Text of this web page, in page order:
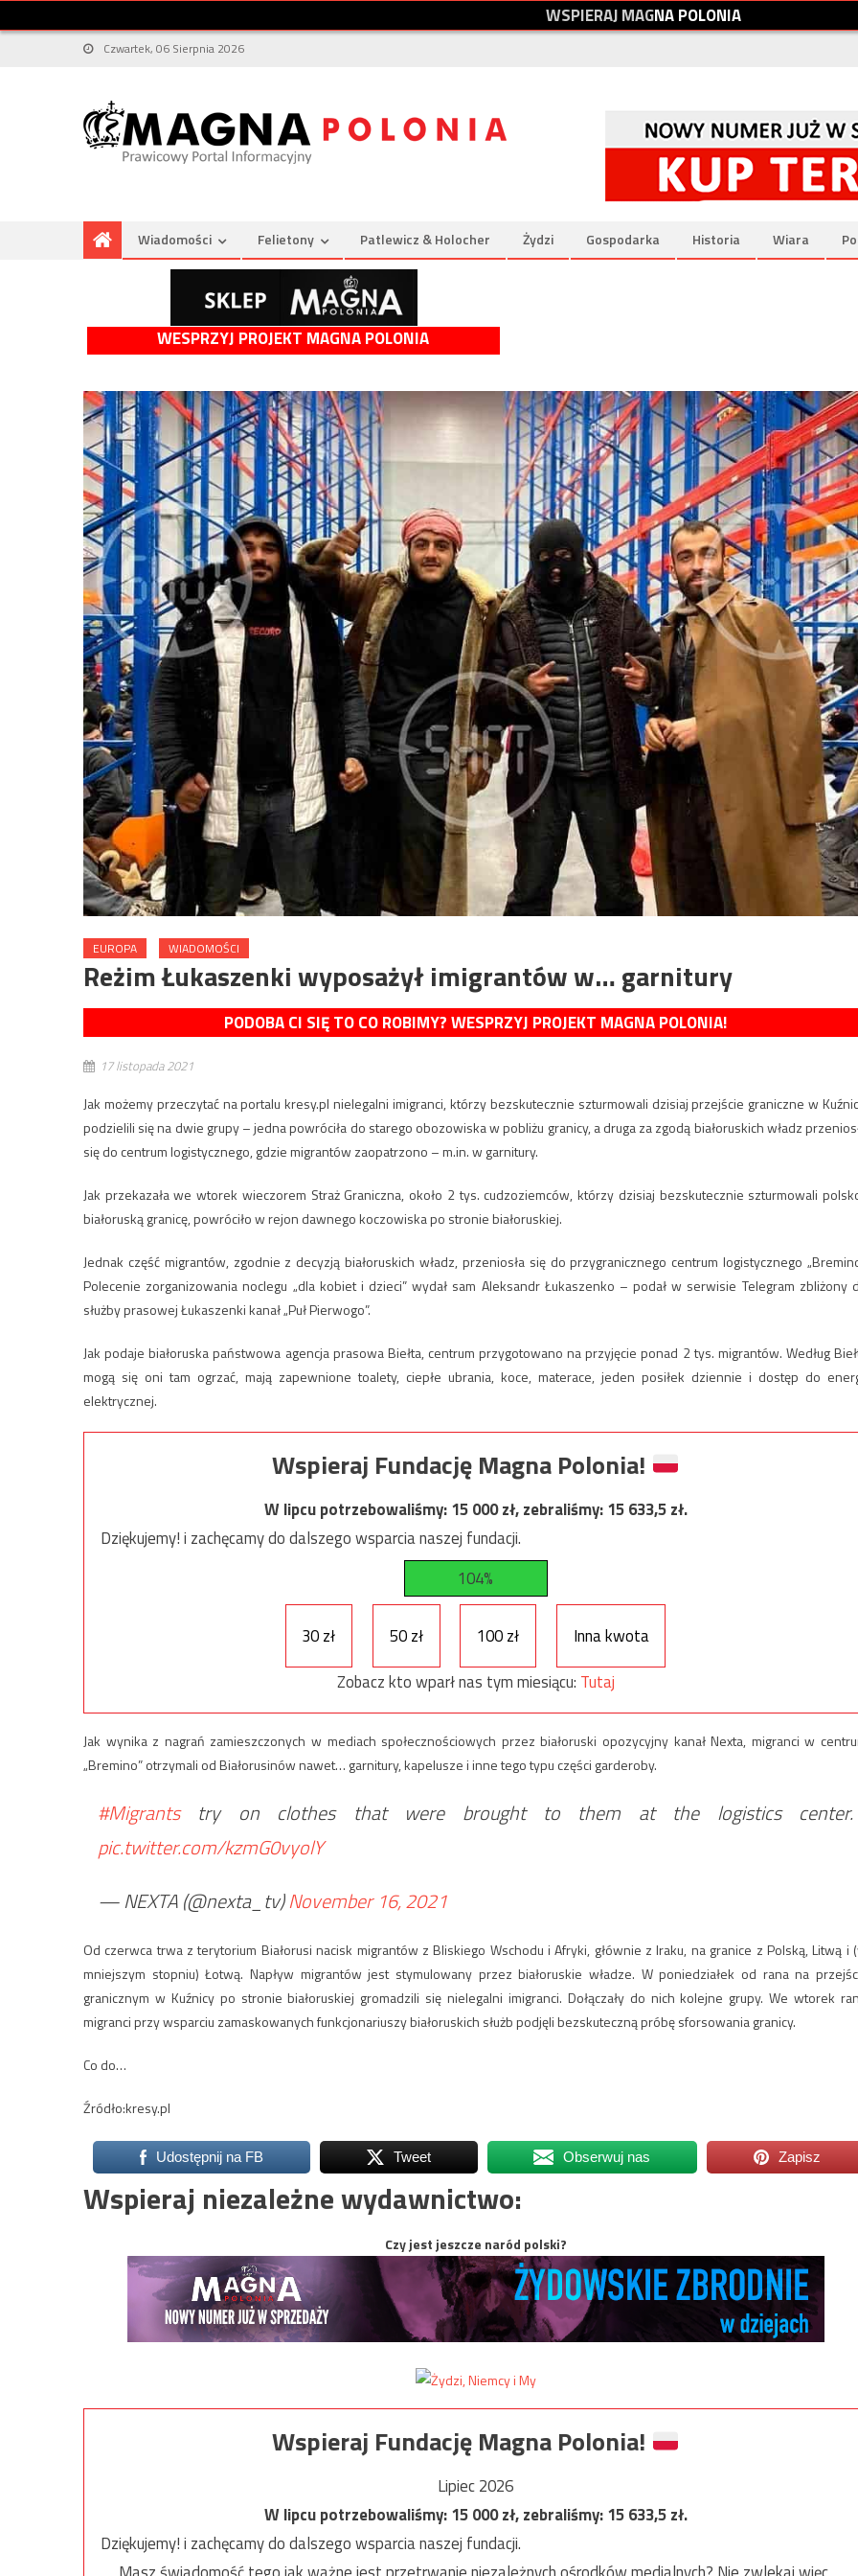
WSPIERAJMAGNAPOLONIA
Czwartek, 06 Sierpnia 2026
Wiadomości Felietony Patlewicz & Holocher Żydzi Gospodarka Historia Wiara
WESPRZYJ PROJEKT MAGNA POLONIA
EUROPA WIADOMOŚCI
Reżim Łukaszenki wyposażył imigrantów w… garnitury
PODOBA CI SIĘ TO CO ROBIMY? WESPRZYJ PROJEKT MAGNA POLONIA!
17 listopada 2021
Jak możemy przeczytać na portalu kresy.pl nielegalni imigranci, którzy bezskutecznie szturmowali dzisiaj przejście graniczne w
podzielili się na dwie grupy – jedna powróciła do starego obozowiska w pobliżu granicy, a druga za zgodą białoruskich władz
się do centrum logistycznego, gdzie migrantów zaopatrzono – m.in. w garnitury.
Jak przekazała we wtorek wieczorem Straż Graniczna, około 2 tys. cudzoziemców, którzy dzisiaj bezskutecznie szturmowali
białoruską granicę, powróciło w rejon dawnego koczowiska po stronie białoruskiej.
Jednak część migrantów, zgodnie z decyzją białoruskich władz, przeniosła się do przygranicznego centrum logistycznego
Polecenie zorganizowania noclegu „dla kobiet i dzieci” wydał sam Aleksandr Łukaszenko – podał w serwisie Telegram zbliżony
służby prasowej Łukaszenki kanał „Puł Pierwogo”.
Jak podaje białoruska państwowa agencja prasowa Biełta, centrum przygotowano na przyjęcie ponad 2 tys. migrantów. Według
mogą się oni tam ogrzać, mają zapewnione toalety, ciepłe ubrania, koce, materace, jeden posiłek dziennie i dostęp do
elektrycznej.
Wspieraj Fundację Magna Polonia!
W lipcu potrzebowaliśmy:15 000zł, zebraliśmy:15 633,5zł.
Dziękujemy! i zachęcamy do dalszego wsparcia naszej fundacji.
104%
30 zł 50 zł 100 zł
Inna kwota
Zobacz kto wparł nas tym miesiącu: Tutaj
Jak wynika z nagrań zamieszczonych w mediach społecznościowych przez białoruski opozycyjny kanał Nexta, migranci w
„Bremino” otrzymali od Białorusinów nawet… garnitury, kapelusze i inne tego typu części garderoby.
#Migrantstry on clothes that were brought to them at the logistics center.
pic.twitter.com/kzmG0vyolY
— NEXTA (@nexta_tv)November 16, 2021
Od czerwca trwa z terytorium Białorusi nacisk migrantów z Bliskiego Wschodu i Afryki, głównie z Iraku, na granice z Polską, Litwą i
mniejszym stopniu) Łotwą. Napływ migrantów jest stymulowany przez białoruskie władze. W poniedziałek od rana na
granicznym w Kuźnicy po stronie białoruskiej gromadzili się nielegalni imigranci. Dołączały do nich kolejne grupy. We wtorek
migranci przy wsparciu zamaskowanych funkcjonariuszy białoruskich służb podjęli bezskuteczną próbę sforsowania granicy.
Co do…
Źródło:kresy.pl
Udostępnij na FB Tweet Obserwuj nas Zapisz
Wspieraj niezależne wydawnictwo:
Czy jest jeszcze naród polski?
Wspieraj Fundację Magna Polonia!
Lipiec 2026
W lipcu potrzebowaliśmy:15 000zł, zebraliśmy:15 633,5zł.
Dziękujemy! i zachęcamy do dalszego wsparcia naszej fundacji.